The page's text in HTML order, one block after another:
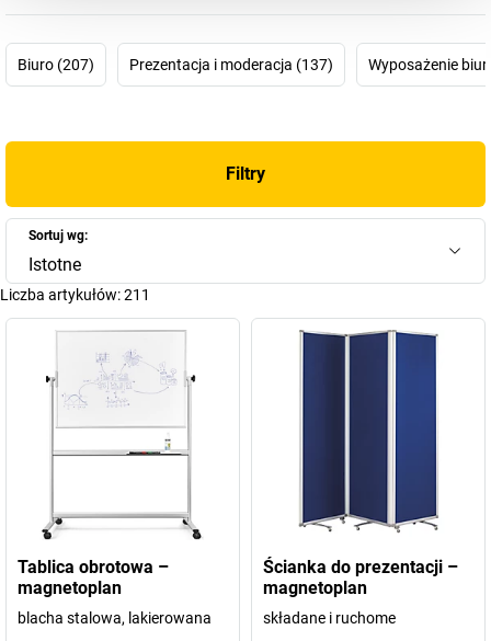
poszukiwania możliwości lepszego planowania i wizualizacji
procesów zachodzących w jego firmie farmaceutycznej. W ten
do HOLTZ OFFICE SUPPORT GmbH z Wiesbaden – „średniego
najbardziej innowacyjnych marek wizualnych środków
Asortyment firmy składa się z 4000 produktów marki, od
zestawów przypisywania zadań do taśm znakujących.
Zapraszamy do naszego sklepu – tam znajdą Państwo
odpowiednie białe tablice i flip-charty firmy magnetoplan!
Biuro (207) Prezentacja i moderacja (137) Wyposażenie
Filtry
Sortuj wg:
Istotne
Liczba artykułów:211
Tablica obrotowa –
magnetoplan
blacha stalowa, lakierowana
Ścianka do prezentacji –
magnetoplan
składane i ruchome